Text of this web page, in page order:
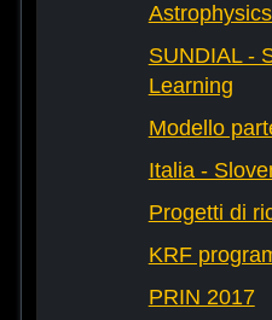
SUNDIAL -
Learning
Modello
Italia -
Progetti di
KRF
PRIN 2017